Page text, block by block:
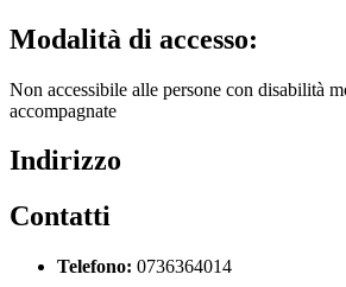
Modalità di accesso:
Non accessibile alle persone con disabilità
accompagnate
Indirizzo
Contatti
Telefono: 0736364014